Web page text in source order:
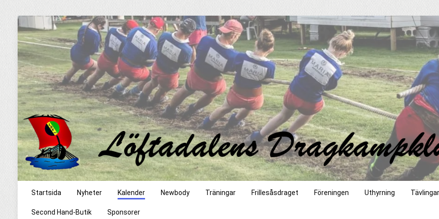
Startsida Nyheter Kalender Newbody Träningar Frillesåsdraget Föreningen Uthyrning Tävlingar
Second Hand-Butik Sponsorer